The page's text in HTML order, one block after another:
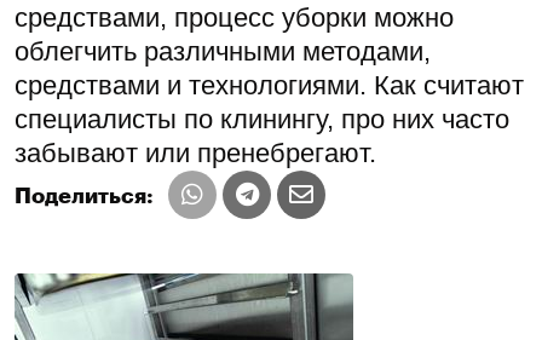
средствами, процесс уборки можно
облегчить различными методами,
средствами и технологиями. Как считают
специалисты по клинингу, про них часто
забывают или пренебрегают.
Поделиться: